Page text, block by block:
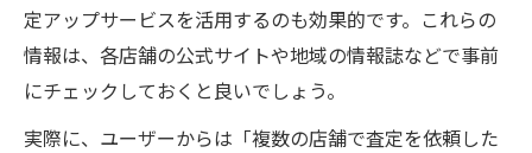
貴金属売却時に重視したい地域サービス
大府市の住民向け貴金属買取サポート活用
定アップサービスを活用するのも効果的です。これらの
情報は、各店舗の公式サイトや地域の情報誌などで事前
にチェックしておくと良いでしょう。
実際に、ユーザーからは「複数の店舗で査定を依頼した